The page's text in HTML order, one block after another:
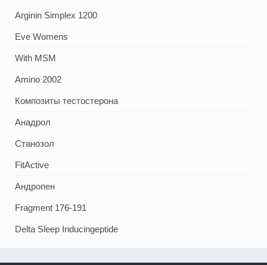
Arginin Simplex 1200
Eve Womens
With MSM
Amino 2002
Композиты тестостерона
Анадрол
Станозол
FitActive
Андропен
Fragment 176-191
Delta Sleep Inducingeptide